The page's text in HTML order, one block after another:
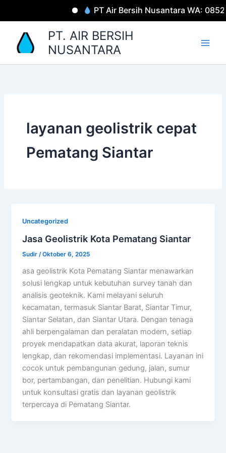
PT Air Bersih Nusantara WA:
PT. AIR BERSIH
NUSANTARA
layanan geolistrik cepat
Pematang Siantar
Uncategorized
Jasa Geolistrik Kota Pematang Siantar
Sudir /Oktober 6, 2025
asa geolistrik Kota Pematang Siantar menawarkan
solusi lengkap untuk kebutuhan survey tanah dan
analisis geoteknik. Kami melayani seluruh
kecamatan, termasuk Siantar Barat, Siantar Timur,
Siantar Selatan, dan Siantar Utara. Dengan tenaga
ahli berpengalaman dan peralatan modern, setiap
proyek mendapatkan data akurat, laporan teknis
lengkap, dan rekomendasi implementasi. Layanan ini
cocok untuk pembangunan gedung, jalan, sumur
bor, pertambangan, dan penelitian. Hubungi kami
untuk konsultasi gratis dan layanan geolistrik
terpercaya di Pematang Siantar.